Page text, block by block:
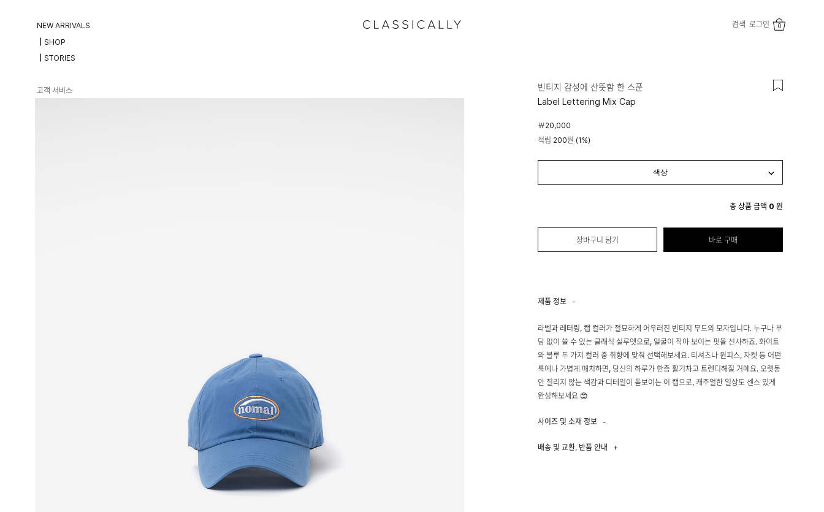
검색 로그인 0
NEW ARRIVALS
┃SHOP
┃STORIES
고객 서비스
빈티지 감성에 산뜻함 한 스푼
Label Lettering Mix Cap
￦20,000
적립 200원 (1%)
총 상품 금액 0 원
장바구니 담기 바로 구매
제품 정보 -
라벨과 레터링, 캡 컬러가 절묘하게 어우러진 빈티지 무드의 모자입니다. 누구나 부
담 없이 쓸 수 있는 클래식 실루엣으로, 얼굴이 작아 보이는 핏을 선사하죠. 화이트
와 블루 두 가지 컬러 중 취향에 맞춰 선택해보세요. 티셔츠나 원피스, 자켓 등 어떤
룩에나 가볍게 매치하면, 당신의 하루가 한층 활기차고 트렌디해질 거예요. 오랫동
안 질리지 않는 색감과 디테일이 돋보이는 이 캡으로, 캐주얼한 일상도 센스 있게
완성해보세요 😊
사이즈 및 소재 정보 -
배송 및 교환, 반품 안내 +